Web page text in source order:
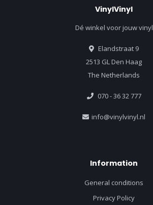
VinylVinyl
Dé winkel voor jouw vinyl
Elandstraat 9
2513 GL Den Haag
The Netherlands
070 - 36 32 777
info@vinylvinyl.nl
Information
General conditions
Privacy Policy